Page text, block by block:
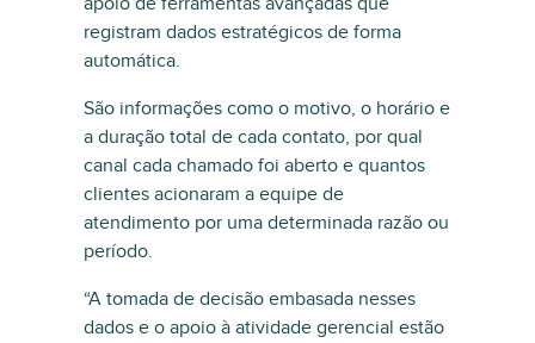
registram dados estratégicos de forma
automática.
São informações como o motivo, o horário e
a duração total de cada contato, por qual
canal cada chamado foi aberto e quantos
clientes acionaram a equipe de
atendimento por uma determinada razão ou
período.
“A tomada de decisão embasada nesses
dados e o apoio à atividade gerencial estão